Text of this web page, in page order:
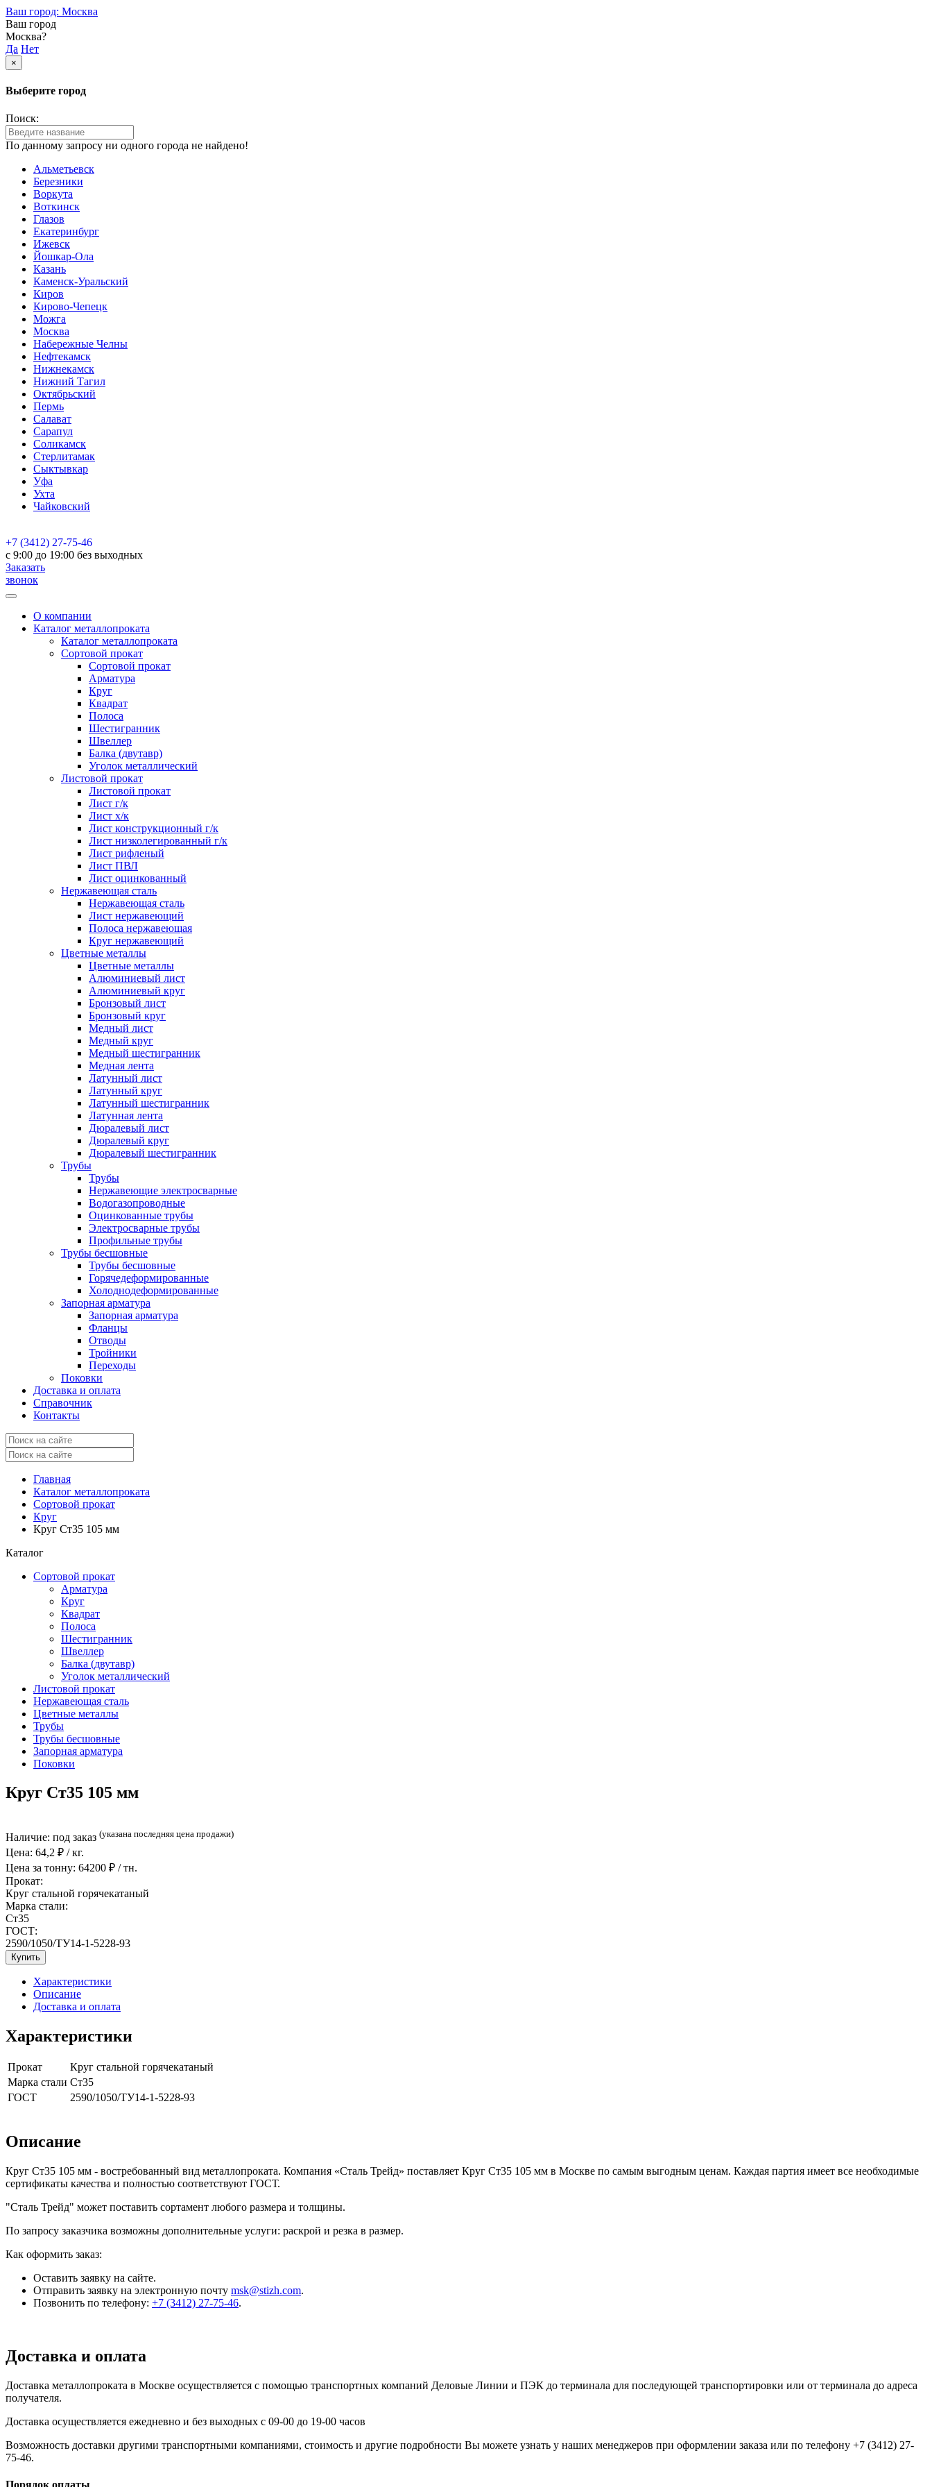
Ваш город: Москва
Ваш город
Москва?
Да Нет
×
Выберите город
Поиск:
По данному запросу ни одного города не найдено!
Альметьевск
Березники
Воркута
Воткинск
Глазов
Екатеринбург
Ижевск
Йошкар-Ола
Казань
Каменск-Уральский
Киров
Кирово-Чепецк
Можга
Москва
Набережные Челны
Нефтекамск
Нижнекамск
Нижний Тагил
Октябрьский
Пермь
Салават
Сарапул
Соликамск
Стерлитамак
Сыктывкар
Уфа
Ухта
Чайковский
+7 (3412) 27-75-46
c 9:00 до 19:00 без выходных
Заказать
звонок
О компании
Каталог металлопроката
Каталог металлопроката
Сортовой прокат
Сортовой прокат
Арматура
Круг
Квадрат
Полоса
Шестигранник
Швеллер
Балка (двутавр)
Уголок металлический
Листовой прокат
Листовой прокат
Лист г/к
Лист х/к
Лист конструкционный г/к
Лист низколегированный г/к
Лист рифленый
Лист ПВЛ
Лист оцинкованный
Нержавеющая сталь
Нержавеющая сталь
Лист нержавеющий
Полоса нержавеющая
Круг нержавеющий
Цветные металлы
Цветные металлы
Алюминиевый лист
Алюминиевый круг
Бронзовый лист
Бронзовый круг
Медный лист
Медный круг
Медный шестигранник
Медная лента
Латунный лист
Латунный круг
Латунный шестигранник
Латунная лента
Дюралевый лист
Дюралевый круг
Дюралевый шестигранник
Трубы
Трубы
Нержавеющие электросварные
Водогазопроводные
Оцинкованные трубы
Электросварные трубы
Профильные трубы
Трубы бесшовные
Трубы бесшовные
Горячедеформированные
Холоднодеформированные
Запорная арматура
Запорная арматура
Фланцы
Отводы
Тройники
Переходы
Поковки
Доставка и оплата
Справочник
Контакты
Главная
Каталог металлопроката
Сортовой прокат
Круг
Круг Ст35 105 мм
Каталог
Сортовой прокат
Арматура
Круг
Квадрат
Полоса
Шестигранник
Швеллер
Балка (двутавр)
Уголок металлический
Листовой прокат
Нержавеющая сталь
Цветные металлы
Трубы
Трубы бесшовные
Запорная арматура
Поковки
Круг Ст35 105 мм
Наличие: под заказ (указана последняя цена продажи)
Цена: 64,2 ₽ / кг.
Цена за тонну: 64200 ₽ / тн.
Прокат:
Круг стальной горячекатаный
Марка стали:
Ст35
ГОСТ:
2590/1050/ТУ14-1-5228-93
Купить
Характеристики
Описание
Доставка и оплата
Характеристики
Прокат
Круг стальной горячекатаный
Марка стали Ст35
ГОСТ
2590/1050/ТУ14-1-5228-93
Описание
Круг Ст35 105 мм - востребованный вид металлопроката. Компания «Сталь Трейд» поставляет Круг Ст35 105 мм в Москве по самым выгодным ценам. Каждая партия имеет все необходимые
сертификаты качества и полностью соответствуют ГОСТ.
"Сталь Трейд" может поставить сортамент любого размера и толщины.
По запросу заказчика возможны дополнительные услуги: раскрой и резка в размер.
Как оформить заказ:
Оставить заявку на сайте.
Отправить заявку на электронную почту msk@stizh.com.
Позвонить по телефону: +7 (3412) 27-75-46.
Доставка и оплата
Доставка металлопроката в Москве осуществляется с помощью транспортных компаний Деловые Линии и ПЭК до терминала для последующей транспортировки или от терминала до адреса
получателя.
Доставка осуществляется ежедневно и без выходных с 09-00 до 19-00 часов
Возможность доставки другими транспортными компаниями, стоимость и другие подробности Вы можете узнать у наших менеджеров при оформлении заказа или по телефону +7 (3412) 27-
75-46.